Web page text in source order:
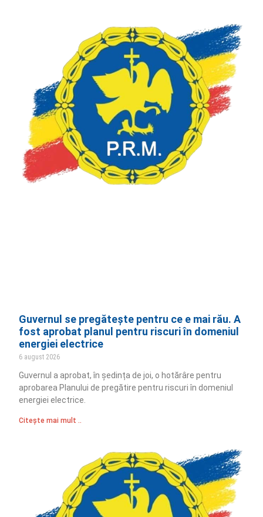
Guvernul se pregătește pentru ce e mai rău. A
fost aprobat planul pentru riscuri în domeniul
energiei electrice
6 august 2026
Guvernul a aprobat, în ședința de joi, o hotărâre pentru
aprobarea Planului de pregătire pentru riscuri în domeniul
energiei electrice.
Citește mai mult ..